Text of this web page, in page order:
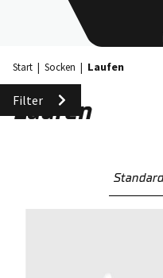
Start | Socken | Laufen
Laufen
Filter